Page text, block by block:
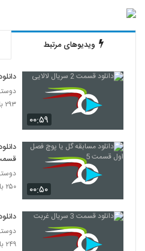
ویدیوهای مرتبط
۰۰:۵۹
دانلود
۲۹۳ بازدید
۰۰:۵۰
۲۵۰ بازدید
دانلود
۲۴۹ بازدید